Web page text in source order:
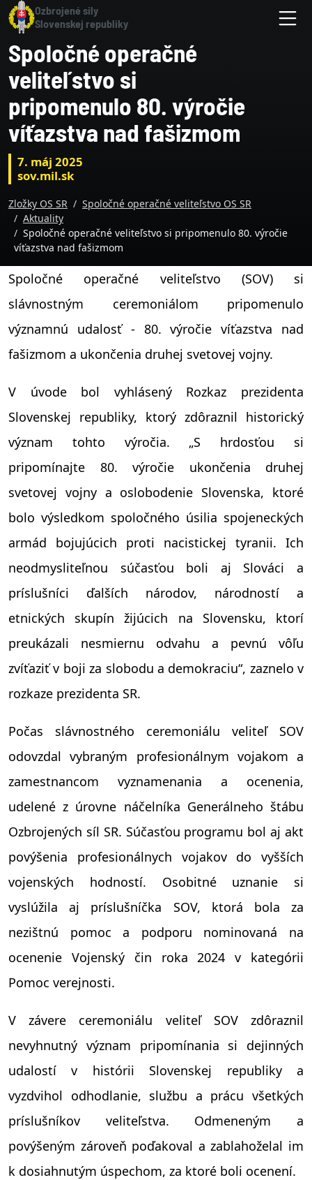
Skočiť na hlavnú navigáciu
Skočiť na obsah
Skočiť na bočnú lištu
Skočiť na pätičku
Ozbrojené sily
Slovenskej republiky
Hlavný obsah stránky
Spoločné operačné
veliteľstvo si
pripomenulo 80. výročie
víťazstva nad fašizmom
7. máj 2025
sov.mil.sk
Zložky OS SR
Spoločné operačné veliteľstvo OS SR
Aktuality
Spoločné operačné veliteľstvo si pripomenulo 80. výročie
víťazstva nad fašizmom
Spoločné operačné veliteľstvo (SOV) si
slávnostným ceremoniálom pripomenulo
významnú udalosť - 80. výročie víťazstva nad
fašizmom a ukončenia druhej svetovej vojny.
V úvode bol vyhlásený Rozkaz prezidenta
Slovenskej republiky, ktorý zdôraznil historický
význam tohto výročia. „S hrdosťou si
pripomínajte 80. výročie ukončenia druhej
svetovej vojny a oslobodenie Slovenska, ktoré
bolo výsledkom spoločného úsilia spojeneckých
armád bojujúcich proti nacistickej tyranii. Ich
neodmysliteľnou súčasťou boli aj Slováci a
príslušníci ďalších národov, národností a
etnických skupín žijúcich na Slovensku, ktorí
preukázali nesmiernu odvahu a pevnú vôľu
zvíťaziť v boji za slobodu a demokraciu“, zaznelo v
rozkaze prezidenta SR.
Počas slávnostného ceremoniálu veliteľ SOV
odovzdal vybraným profesionálnym vojakom a
zamestnancom vyznamenania a ocenenia,
udelené z úrovne náčelníka Generálneho štábu
Ozbrojených síl SR. Súčasťou programu bol aj akt
povýšenia profesionálnych vojakov do vyšších
vojenských hodností. Osobitné uznanie si
vyslúžila aj príslušníčka SOV, ktorá bola za
nezištnú pomoc a podporu nominovaná na
ocenenie Vojenský čin roka 2024 v kategórii
Pomoc verejnosti.
V závere ceremoniálu veliteľ SOV zdôraznil
nevyhnutný význam pripomínania si dejinných
udalostí v histórii Slovenskej republiky a
vyzdvihol odhodlanie, službu a prácu všetkých
príslušníkov veliteľstva. Odmeneným a
povýšeným zároveň poďakoval a zablahoželal im
k dosiahnutým úspechom, za ktoré boli ocenení.